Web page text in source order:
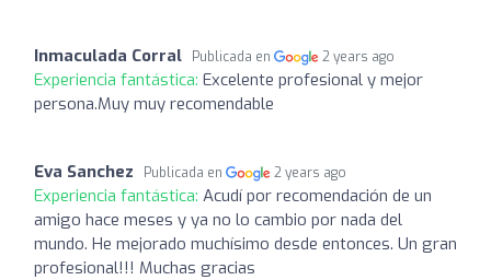
Inmaculada Corral Publicada en 2 years ago
Experiencia fantástica: Excelente profesional y mejor
persona.Muy muy recomendable
Eva Sanchez Publicada en 2 years ago
Experiencia fantástica: Acudí por recomendación de un
amigo hace meses y ya no lo cambio por nada del
mundo. He mejorado muchísimo desde entonces. Un gran
profesional!!! Muchas gracias